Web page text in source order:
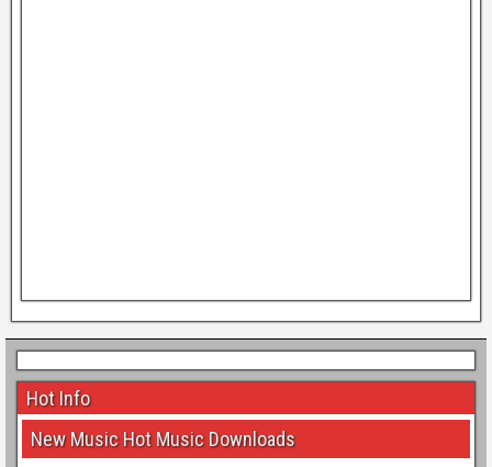
Hot Info
New Music Hot Music Downloads